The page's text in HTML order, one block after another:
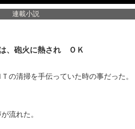
連載小説
、砲火に熱され ＯＫ
の清掃を手伝っていた時の事だった。
流れた。